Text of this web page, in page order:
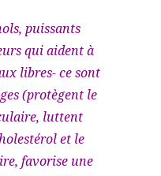
puissants
qui aident à
libres- ce sont
(protègent le
luttent
et le
favorise une